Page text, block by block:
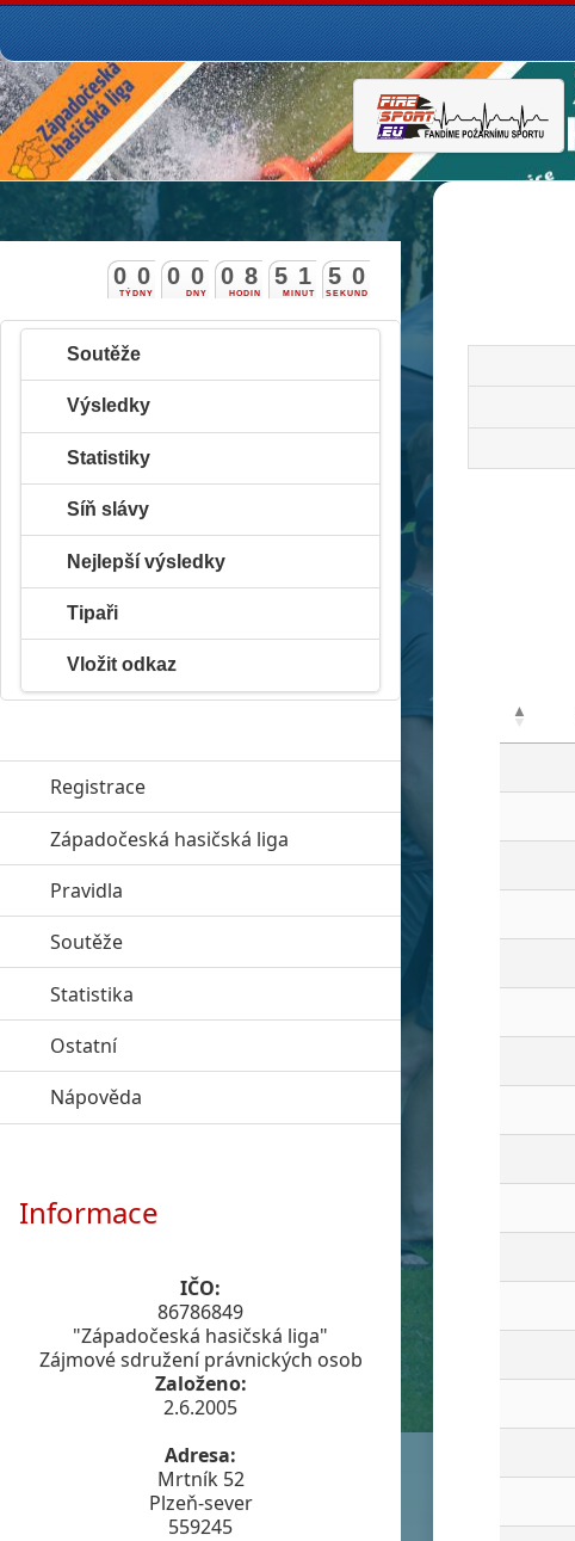
TÝDNY
0 0
DNY
0 0
HODIN
0 8
MINUT
5 1
SEKUND
4
5
9
0
Soutěže
Výsledky
Statistiky
Síň slávy
Nejlepší výsledky
Tipaři
Vložit odkaz
Registrace
Západočeská hasičská liga click to expand contents
Pravidla
Soutěže
Statistika
Ostatníclick to expand contents
Nápověda
Informace
IČO:
86786849
"Západočeská hasičská liga"
Zájmové sdružení právnických osob
Založeno:
2.6.2005
Adresa:
Mrtník 52
Plzeň-sever
559245